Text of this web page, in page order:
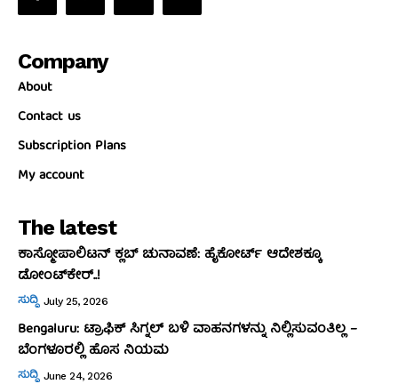
Company
About
Contact us
Subscription Plans
My account
The latest
ಕಾಸ್ಮೋಪಾಲಿಟನ್‌ ಕ್ಲಬ್‌ ಚುನಾವಣೆ: ಹೈಕೋರ್ಟ್‌ ಆದೇಶಕ್ಕೂ
ಡೋಂಟ್‌ಕೇರ್‌..!
ಸುದ್ದಿ July 25, 2026
Bengaluru: ಟ್ರಾಫಿಕ್‌ ಸಿಗ್ನಲ್‌ ಬಳಿ ವಾಹನಗಳನ್ನು ನಿಲ್ಲಿಸುವಂತಿಲ್ಲ –
ಬೆಂಗಳೂರಲ್ಲಿ ಹೊಸ ನಿಯಮ
ಸುದ್ದಿ June 24, 2026